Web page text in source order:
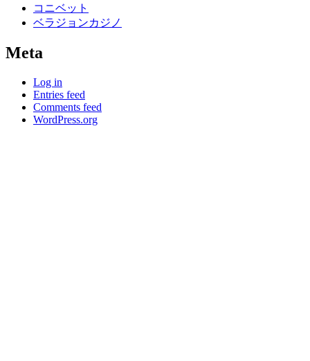
コニベット
ベラジョンカジノ
Meta
Log in
Entries feed
Comments feed
WordPress.org